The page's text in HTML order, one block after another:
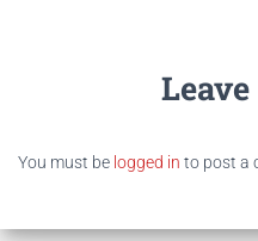
You must be logged in to post a